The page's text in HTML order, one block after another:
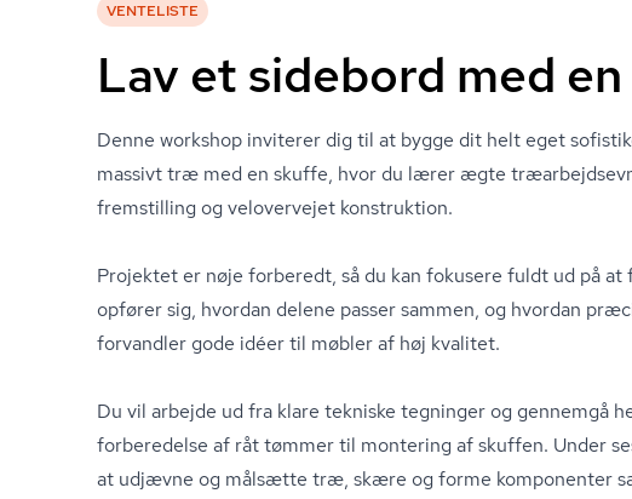
VENTELISTE
Lav et sidebord med
Denne workshop inviterer dig til at bygge dit helt eget
massivt træ med en skuffe, hvor du lærer ægte
fremstilling og velovervejet konstruktion.
Projektet er nøje forberedt, så du kan fokusere fuldt ud på
opfører sig, hvordan delene passer sammen, og hvordan
forvandler gode idéer til møbler af høj kvalitet.
Du vil arbejde ud fra klare tekniske tegninger og gennemgå
forberedelse af råt tømmer til montering af skuffen. Under
at udjævne og målsætte træ, skære og forme komponenter